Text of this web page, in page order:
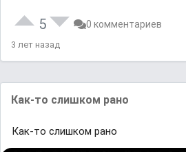
5 0 комментариев
3 лет назад
Как-то слишком рано
Как-то слишком рано